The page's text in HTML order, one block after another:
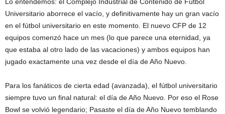
Universitario aborrece el vacío, y definitivamente hay un gran vacío
en el fútbol universitario en este momento. El nuevo CFP de 12
equipos comenzó hace un mes (lo que parece una eternidad, ya
que estaba al otro lado de las vacaciones) y ambos equipos han
jugado exactamente una vez desde el día de Año Nuevo.
Para los fanáticos de cierta edad (avanzada), el fútbol universitario
siempre tuvo un final natural: el día de Año Nuevo. Por eso el Rose
Bowl se volvió legendario; Pasaste el día de Año Nuevo temblando